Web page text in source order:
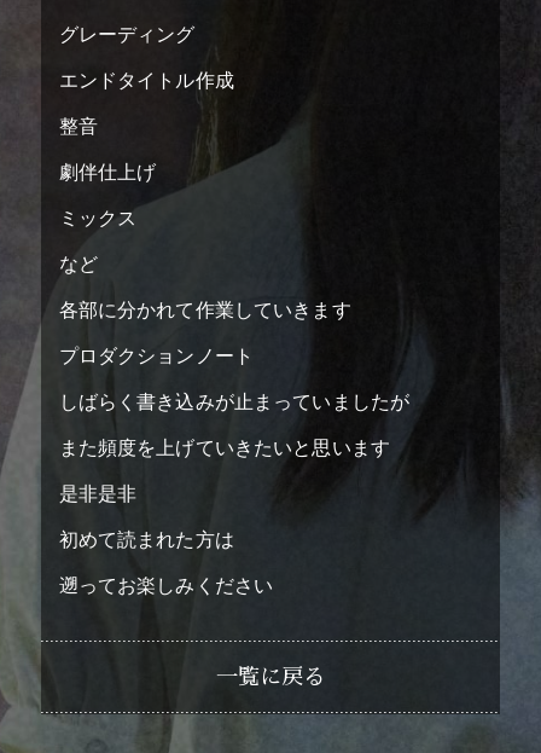
トップページ
上映劇場 screening theater
作品紹介
ストーリー story
キャスト cast
スタッフ
協賛 sponsorship
グレーディング
エンドタイトル作成
整音
劇伴仕上げ
ミックス
など
各部に分かれて作業していきます
プロダクションノート
しばらく書き込みが止まっていましたが
また頻度を上げていきたいと思います
是非是非
初めて読まれた方は
遡ってお楽しみください
一覧に戻る